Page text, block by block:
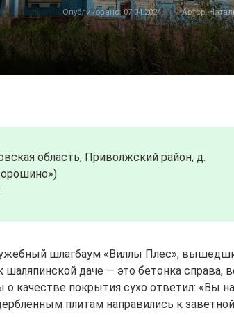
Опубликовано: 07.04.2024 Автор:
область, Приволжский район, д.
шлагбаум «Виллы Плес»,
шаляпинской даче — это бетонка справа,
о качестве покрытия сухо ответил: «Вы
плитам направились к